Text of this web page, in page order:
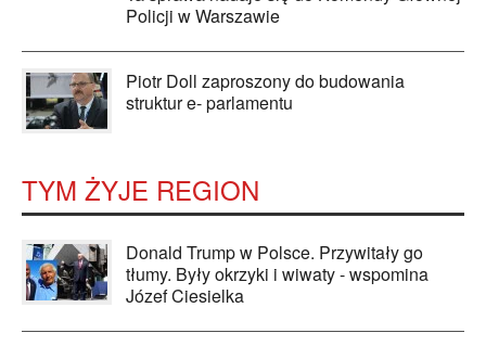
Policji w Warszawie
Piotr Doll zaproszony do budowania
struktur e- parlamentu
TYM ŻYJE REGION
Donald Trump w Polsce. Przywitały go
tłumy. Były okrzyki i wiwaty - wspomina
Józef Ciesielka